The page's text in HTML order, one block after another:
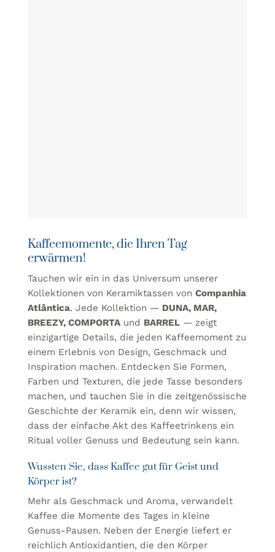
Kaffeemomente, die Ihren Tag
erwärmen!
Tauchen wir ein in das Universum unserer
Kollektionen von Keramiktassen von Companhia
Atlântica. Jede Kollektion — DUNA, MAR,
BREEZY, COMPORTA und BARREL — zeigt
einzigartige Details, die jeden Kaffeemoment zu
einem Erlebnis von Design, Geschmack und
Inspiration machen. Entdecken Sie Formen,
Farben und Texturen, die jede Tasse besonders
machen, und tauchen Sie in die zeitgenössische
Geschichte der Keramik ein, denn wir wissen,
dass der einfache Akt des Kaffeetrinkens ein
Ritual voller Genuss und Bedeutung sein kann.
Wussten Sie, dass Kaffee gut für Geist und
Körper ist?
Mehr als Geschmack und Aroma, verwandelt
Kaffee die Momente des Tages in kleine
Genuss-Pausen. Neben der Energie liefert er
reichlich Antioxidantien, die den Körper